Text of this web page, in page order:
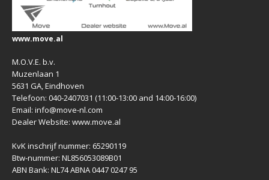
www.move.al
M.O.V.E. b.v.
Muzenlaan 1
5631 GA, Eindhoven
Telefoon: 040-2407031 (11:00-13:00 and 14:00-16:00)
Email: info@move-nl.com
Dealer Website: www.move.al
KvK inschrijf nummer: 65290119
Btw-nummer: NL856053089B01
ABN Bank: NL74 ABNA 0447 0247 95